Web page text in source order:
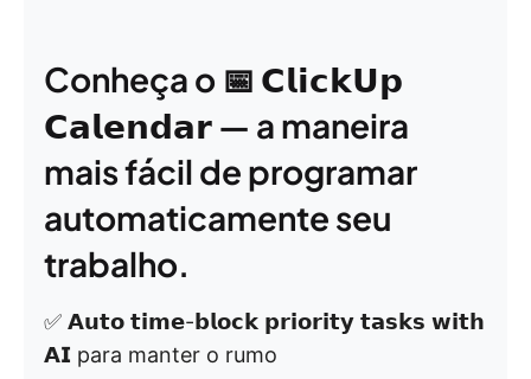
Conheça o 📅 𝗖𝗹𝗶𝗰𝗸𝗨𝗽
𝗖𝗮𝗹𝗲𝗻𝗱𝗮𝗿 — a maneira
mais fácil de programar
automaticamente seu
trabalho.
✅ 𝗔𝘂𝘁𝗼 𝘁𝗶𝗺𝗲-𝗯𝗹𝗼𝗰𝗸 𝗽𝗿𝗶𝗼𝗿𝗶𝘁𝘆 𝘁𝗮𝘀𝗸𝘀 𝘄𝗶𝘁𝗵
𝗔𝗜 para manter o rumo